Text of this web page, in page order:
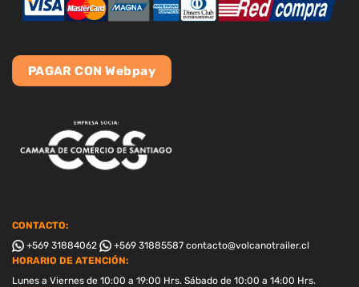
PAGAR CON Webpay
CONTACTO:
+569 31884062
+569 31885587 contacto@volcanotrailer.cl
HORARIO DE ATENCIÓN:
Lunes a Viernes de 10:00 a 19:00 Hrs. Sábado de 10:00 a 14:00 Hrs.